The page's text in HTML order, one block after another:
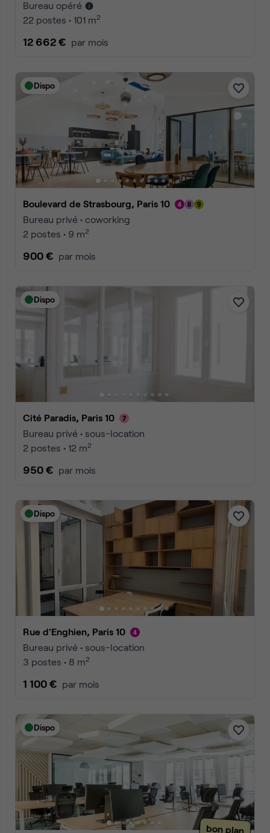
Bureau opéré
22 postes • 101 m2
12 662 € par mois
Dispo
Boulevard de Strasbourg, Paris 10
Bureau privé • coworking
2 postes • 9 m2
900 € par mois
Dispo
Cité Paradis, Paris 10
Bureau privé • sous-location
2 postes • 12 m2
950 € par mois
Dispo
Rue d'Enghien, Paris 10
Bureau privé • sous-location
3 postes • 8 m2
1 100 € par mois
Dispo
bon plan